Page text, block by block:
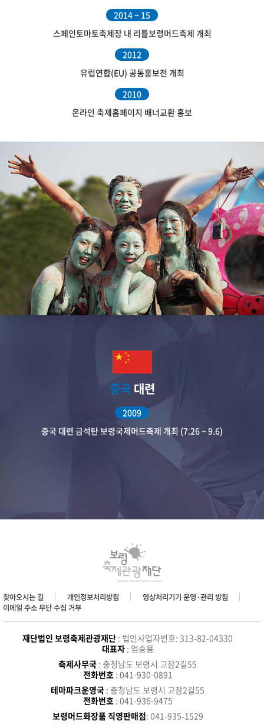
2014 ~ 15
스페인토마토축제장 내 리틀보령머드축제 개최
2012
유럽연합(EU) 공동홍보전 개최
2010
온라인 축제홈페이지 배너교환 홍보
중국대련
2009
중국 대련 금석탄 보령국제머드축제 개최 (7.26 ~ 9.6)
찾아오시는 길 개인정보처리방침
영상처리기기 운영·관리 방침
이메일 주소 무단 수집 거부
재단법인 보령축제관광재단 : 법인사업자번호: 313-82-04330
대표자: 엄승용
축제사무국 : 충청남도 보령시 고잠2길55
전화번호 : 041-930-0891
테마파크운영국 : 충청남도 보령시 고잠2길55
전화번호 : 041-936-9475
보령머드화장품 직영판매점: 041-935-1529